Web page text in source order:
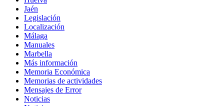
Jaén
Legislación
Localización
Málaga
Manuales
Marbella
Más información
Memoria Económica
Memorias de actividades
Mensajes de Error
Noticias